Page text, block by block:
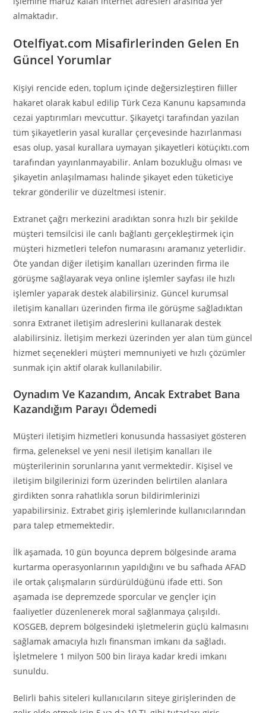
almaktadır.
Otelfiyat.com Misafirlerinden Gelen En
Güncel Yorumlar
Kişiyi rencide eden, toplum içinde değersizleştiren fiiller
hakaret olarak kabul edilip Türk Ceza Kanunu kapsamında
cezai yaptırımları mevcuttur. Şikayetçi tarafından yazılan
tüm şikayetlerin yasal kurallar çerçevesinde hazırlanması
esas olup, yasal kurallara uymayan şikayetleri kötüçıktı.com
tarafından yayınlanmayabilir. Anlam bozukluğu olması ve
şikayetin anlaşılmaması halinde şikayet eden tüketiciye
tekrar gönderilir ve düzeltmesi istenir.
Extranet çağrı merkezini aradıktan sonra hızlı bir şekilde
müşteri temsilcisi ile canlı bağlantı gerçekleştirmek için
müşteri hizmetleri telefon numarasını aramanız yeterlidir.
Öte yandan diğer iletişim kanalları üzerinden firma ile
görüşme sağlayarak veya online işlemler sayfası ile hızlı
işlemler yaparak destek alabilirsiniz. Güncel kurumsal
iletişim kanalları üzerinden firma ile görüşme sağladıktan
sonra Extranet iletişim adreslerini kullanarak destek
alabilirsiniz. İletişim merkezi üzerinden yer alan tüm güncel
hizmet seçenekleri müşteri memnuniyeti ve hızlı çözümler
sunmak için aktif olarak kullanılabilir.
Oynadım Ve Kazandım, Ancak Extrabet Bana
Kazandığım Parayı Ödemedi
Müşteri iletişim hizmetleri konusunda hassasiyet gösteren
firma, geleneksel ve yeni nesil iletişim kanalları ile
müşterilerinin sorunlarına yanıt vermektedir. Kişisel ve
iletişim bilgilerinizi form üzerinden belirtilen alanlara
girdikten sonra rahatlıkla sorun bildirimlerinizi
yapabilirsiniz. Extrabet giriş işlemlerinde kullanıcılarından
para talep etmemektedir.
İlk aşamada, 10 gün boyunca deprem bölgesinde arama
kurtarma operasyonlarının yapıldığını ve bu safhada AFAD
ile ortak çalışmaların sürdürüldüğünü ifade etti. Son
aşamada ise depremzede sporcular ve gençler için
faaliyetler düzenlenerek moral sağlanmaya çalışıldı.
KOSGEB, deprem bölgesindeki işletmelerin güçlü kalmasını
sağlamak amacıyla hızlı finansman imkanı da sağladı.
İşletmelere 1 milyon 500 bin liraya kadar kredi imkanı
sunuldu.
Belirli bahis siteleri kullanıcıların siteye girişlerinden de